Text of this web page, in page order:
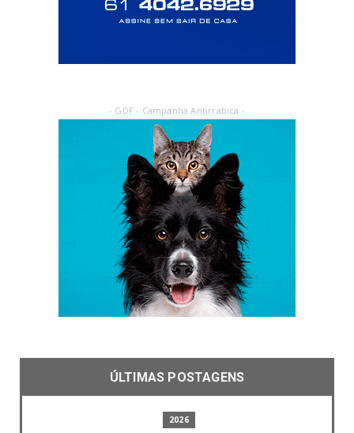
- GDF - Campanha Antirrabica -
ÚLTIMAS POSTAGENS
2026